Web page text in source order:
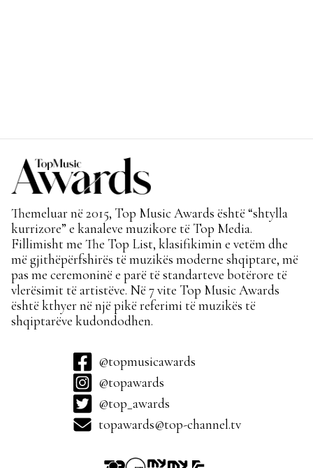
Themeluar në 2015, Top Music Awards është “shtylla
kurrizore” e kanaleve muzikore të Top Media.
Fillimisht me The Top List, klasifikimin e vetëm dhe
më gjithëpërfshirës të muzikës moderne shqiptare, më
pas me ceremoninë e parë të standarteve botërore të
vlerësimit të artistëve. Në 7 vite Top Music Awards
është kthyer në një pikë referimi të muzikës të
shqiptarëve kudondodhen.
@topmusicawards
@topawards
@top_awards
topawards@top-channel.tv